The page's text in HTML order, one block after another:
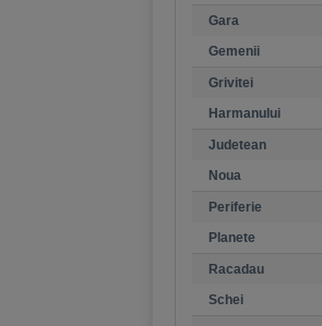
Gara
Gemenii
Grivitei
Harmanului
Judetean
Noua
Periferie
Planete
Racadau
Schei